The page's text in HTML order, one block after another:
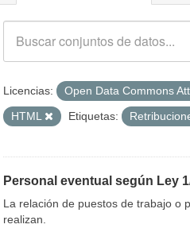
Licencias: Open Data Commons
HTML
Etiquetas:
Personal eventual según Ley
La relación de puestos de trabajo o
realizan.